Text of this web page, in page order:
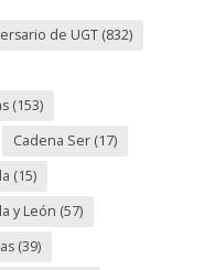
de UGT(832)
(153)
Cadena Ser(17)
(15)
y León (57)
(39)